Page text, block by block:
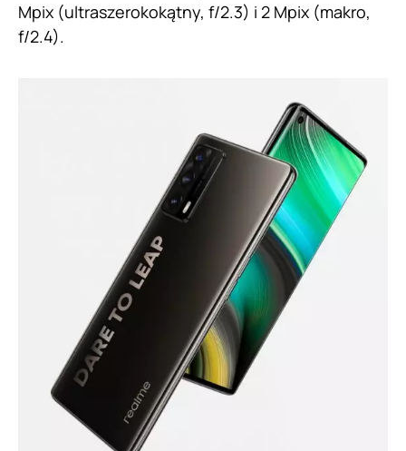
Mpix (ultraszerokokątny, f/2.3) i 2 Mpix (makro,
f/2.4).